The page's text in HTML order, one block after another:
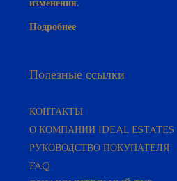
О КОМПАНИИ IDEAL ESTATES
РУКОВОДСТВО ПОКУПАТЕЛЯ​
FAQ
ОЗНАКОМИТЕЛЬНЫЙ ТУР